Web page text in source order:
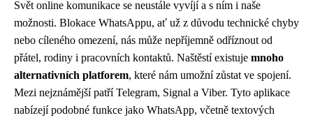
Svět online komunikace se neustále vyvíjí a s ním i naše
možnosti. Blokace WhatsAppu, ať už z důvodu technické chyby
nebo cíleného omezení, nás může nepříjemně odříznout od
přátel, rodiny i pracovních kontaktů. Naštěstí existuje mnoho
alternativních platforem, které nám umožní zůstat ve spojení.
Mezi nejznámější patří Telegram, Signal a Viber. Tyto aplikace
nabízejí podobné funkce jako WhatsApp, včetně textových